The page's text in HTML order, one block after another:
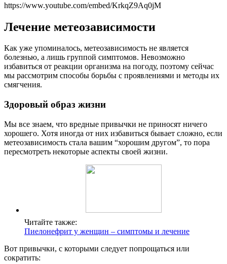
https://www.youtube.com/embed/KrkqZ9Aq0jM
Лечение метеозависимости
Как уже упоминалось, метеозависимость не является
болезнью, а лишь группой симптомов. Невозможно
избавиться от реакции организма на погоду, поэтому сейчас
мы рассмотрим способы борьбы с проявлениями и методы их
смягчения.
Здоровый образ жизни
Мы все знаем, что вредные привычки не приносят ничего
хорошего. Хотя иногда от них избавиться бывает сложно, если
метеозависимость стала вашим “хорошим другом”, то пора
пересмотреть некоторые аспекты своей жизни.
Читайте также:
Пиелонефрит у женщин – симптомы и лечение
Вот привычки, с которыми следует попрощаться или
сократить: